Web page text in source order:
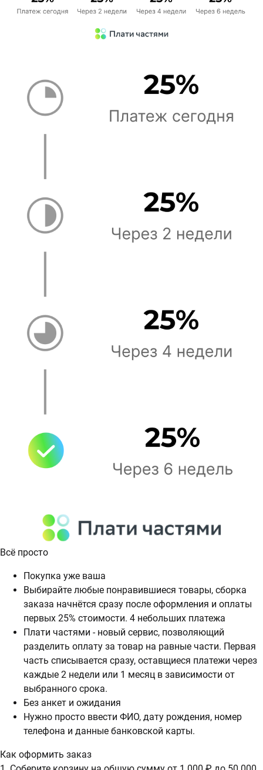
Всё просто
Покупка уже ваша
Выбирайте любые понравившиеся товары, сборка
заказа начнётся сразу после оформления и оплаты
первых 25% стоимости. 4 небольших платежа
Плати частями - новый сервис, позволяющий
разделить оплату за товар на равные части. Первая
часть списывается сразу, оставщиеся платежи через
каждые 2 недели или 1 месяц в зависимости от
выбранного срока.
Без анкет и ожидания
Нужно просто ввести ФИО, дату рождения, номер
телефона и данные банковской карты.
Как оформить заказ